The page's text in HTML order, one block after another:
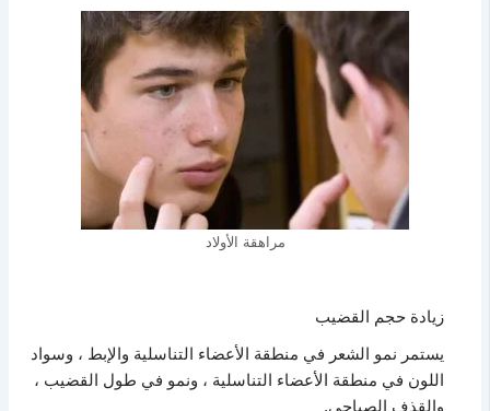
مراهقة الأولاد
زيادة حجم القضيب
يستمر نمو الشعر في منطقة الأعضاء التناسلية والإبط ، وسواد
اللون في منطقة الأعضاء التناسلية ، ونمو في طول القضيب ،
والقذف الصباحي.